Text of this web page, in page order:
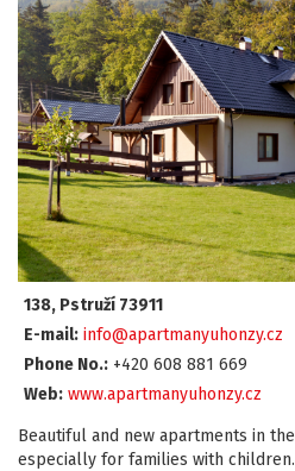
138, Pstruží 73911
E-mail: info@apartmanyuhonzy.cz
Phone No.: +420 608 881 669
Web: www.apartmanyuhonzy.cz
Beautiful and new apartments in
especially for families with children.